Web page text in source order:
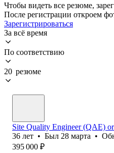
Чтобы видеть все резюме,
После регистрации откроем
Зарегистрироваться
За всё время
По соответствию
20 резюме
Site Quality Engineer (QAE)
36 лет • Был 28 марта •
395 000 ₽